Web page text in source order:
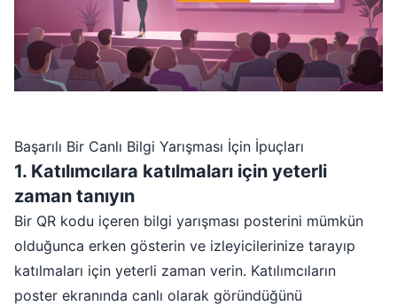
Başarılı Bir Canlı Bilgi Yarışması İçin İpuçları
1. Katılımcılara katılmaları için yeterli
zaman tanıyın
Bir QR kodu içeren bilgi yarışması posterini mümkün
olduğunca erken gösterin ve izleyicilerinize tarayıp
katılmaları için yeterli zaman verin. Katılımcıların
poster ekranında canlı olarak göründüğünü